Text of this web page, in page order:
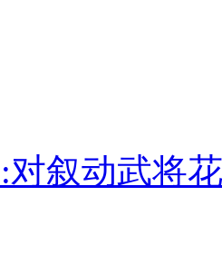
官：考试啦！
遵守考场纪律：
岁俄罗斯美女
对叙动武将